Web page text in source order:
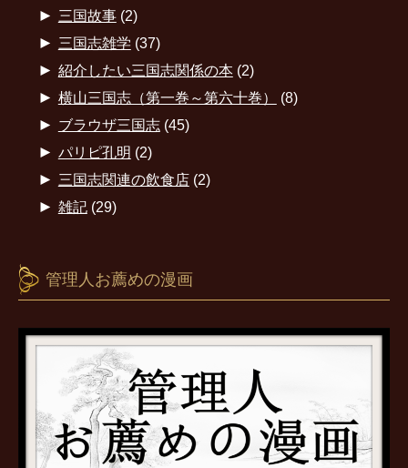
► 三国故事(2)
► 三国志雑学 (37)
► 紹介したい三国志関係の本(2)
► 横山三国志（第一巻～第六十巻） (8)
► ブラウザ三国志(45)
► パリピ孔明 (2)
► 三国志関連の飲食店(2)
► 雑記(29)
管理人お薦めの漫画